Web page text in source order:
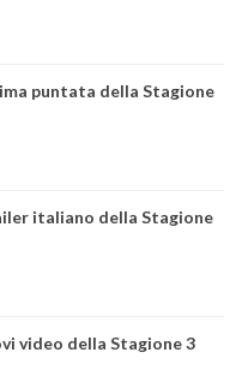
puntata della Stagione
italiano della Stagione
video della Stagione 3